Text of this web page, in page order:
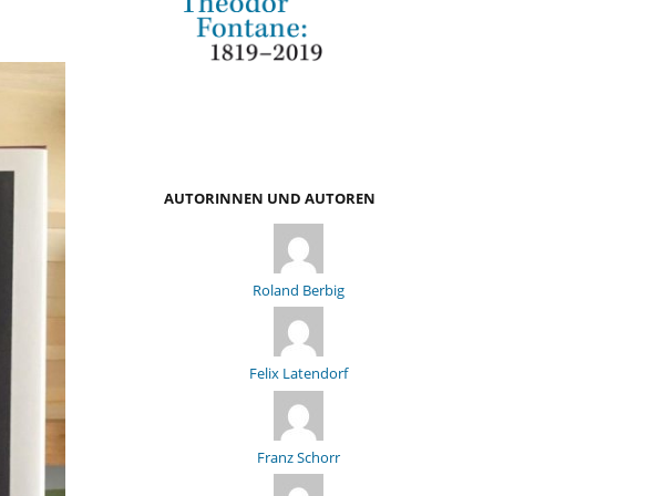
AUTORINNEN UND AUTOREN
Roland Berbig
Felix Latendorf
Franz Schorr